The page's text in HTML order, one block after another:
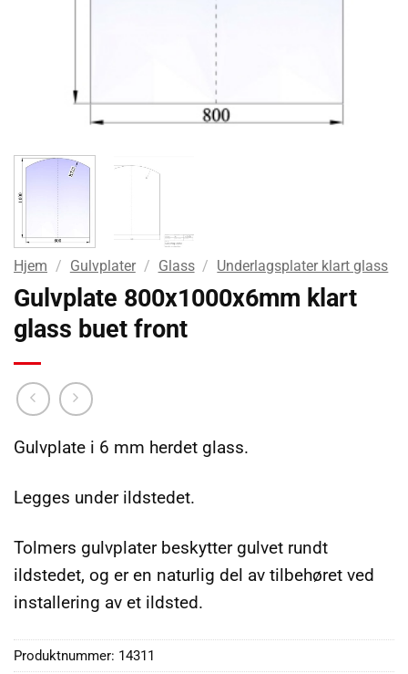
Hjem / Gulvplater / Glass / Underlagsplater klart glass
Gulvplate 800x1000x6mm klart
glass buet front
Gulvplate i 6 mm herdet glass.
Legges under ildstedet.
Tolmers gulvplater beskytter gulvet rundt
ildstedet, og er en naturlig del av tilbehøret ved
installering av et ildsted.
Produktnummer: 14311